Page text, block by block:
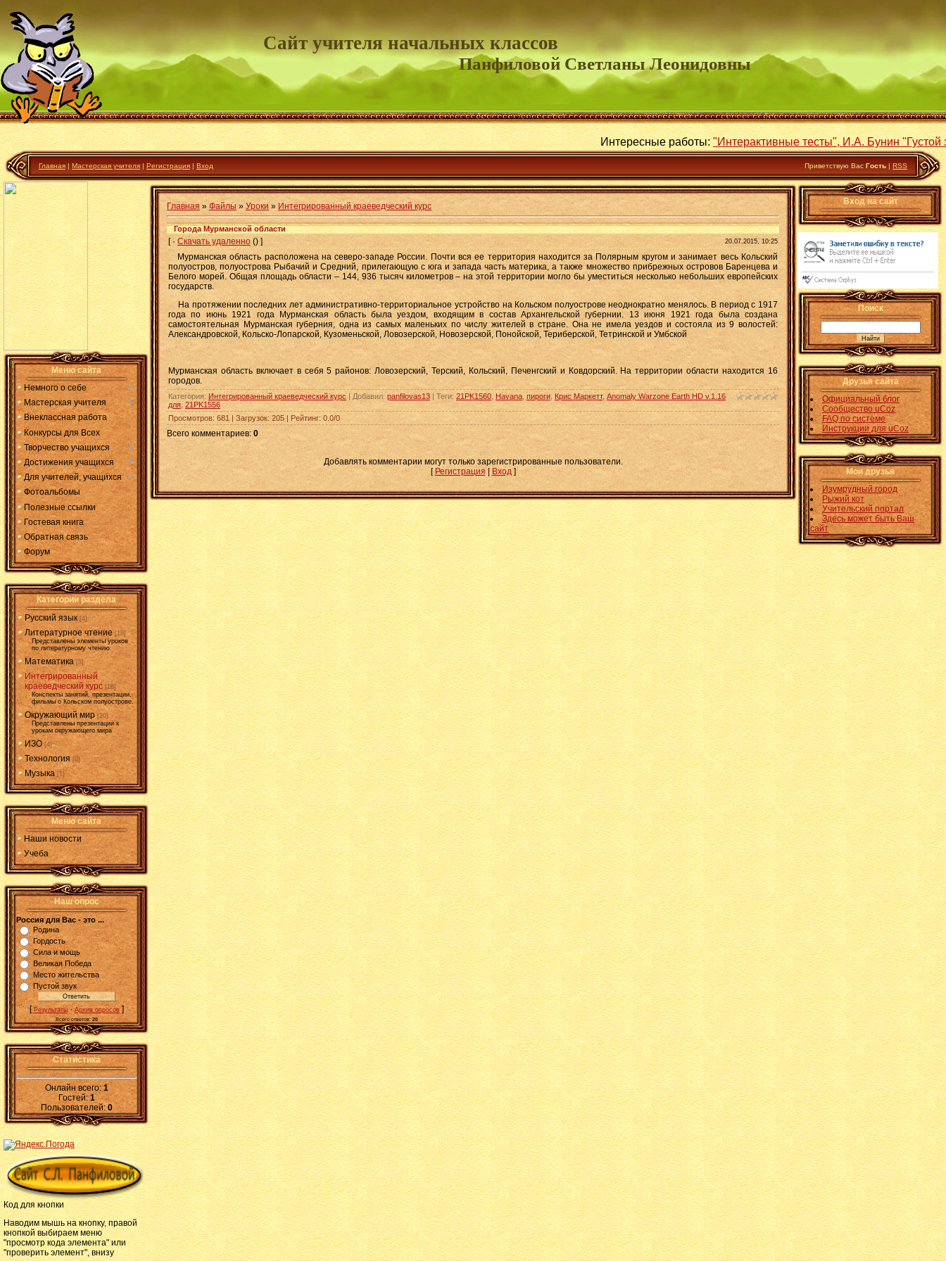
Сайт учителя начальных классов
Панфиловой Светланы Леонидовны
Интересные работы:"Интерактивные тесты",И.А. Бунин "Густой зеленый
Главная | Мастерская учителя | Регистрация | Вход Приветствую Вас Гость | RSS
Меню сайта
Немного о себе
Мастерская учителя
Внеклассная работа
Конкурсы для Всех
Творчество учащихся
Достижения учащихся
Для учителей, учащихся
Фотоальбомы
Полезные ссылки
Гостевая книга
Обратная связь
Форум
Категории раздела
Русский язык [4]
Литературное чтение [18]
Представлены элементы уроков
по литературному чтению
Математика [5]
Интегрированный
краеведческий курс [18]
Конспекты занятий, презентации,
фильмы о Кольском полуострове.
Окружающий мир [20]
Представлены презентации к
урокам окружающего мира
ИЗО [4]
Технология [0]
Музыка [1]
Меню сайта
Наши новости
Учеба
Наш опрос
Россия для Вас - это ...
Родина
Гордость
Сила и мощь
Великая Победа
Место жительства
Пустой звук
[Результаты·Архив опросов]
Всего ответов: 20
Статистика
Онлайн всего:1
Гостей:1
Пользователей:0
Код для кнопки
Наводим мышь на кнопку, правой
кнопкой выбираем меню
"просмотр кода элемента" или
"проверить элемент", внизу
Главная » Файлы » Уроки » Интегрированный краеведческий курс
Города Мурманской области
[ · Скачать удаленно () ] 20.07.2015, 10:25
Мурманская область расположена на северо-западе России. Почти вся ее территория находится за Полярным кругом и занимает весь Кольский
полуостров, полуострова Рыбачий и Средний, прилегающую с юга и запада часть материка, а также множество прибрежных островов Баренцева и
Белого морей. Общая площадь области – 144, 936 тысяч километров – на этой территории могло бы уместиться несколько небольших европейских
государств.
На протяжении последних лет административно-территориальное устройство на Кольском полуострове неоднократно менялось. В период с 1917
года по июнь 1921 года Мурманская область была уездом, входящим в состав Архангельской губернии. 13 июня 1921 года была создана
самостоятельная Мурманская губерния, одна из самых маленьких по числу жителей в стране. Она не имела уездов и состояла из 9 волостей:
Александровской, Кольско-Лопарской, Кузоменьской, Ловозерской, Новозерской, Понойской, Териберской, Тетринской и Умбской
Мурманская область включает в себя 5 районов: Ловозерский, Терский, Кольский, Печенгский и Ковдорский. На территории области находится 16
городов.
Категория: Интегрированный краеведческий курс | Добавил: panfilovas13 | Теги: 21PK1560 Havana пироги Крис Маркетт, Anomaly Warzone Earth HD v.1.16
для 21PK1556
Просмотров: 681 | Загрузок: 205 | Рейтинг: 0.0/0
Всего комментариев: 0
Добавлять комментарии могут только зарегистрированные пользователи.
[ Регистрация| Вход]
Вход на сайт
Поиск
Друзья сайта
Официальный блог
Сообщество uCoz
FAQ по системе
Инструкции для uCoz
Мои друзья
Изумрудный город
Рыжий кот
Учительский портал
Здесь может быть Ваш
сайт